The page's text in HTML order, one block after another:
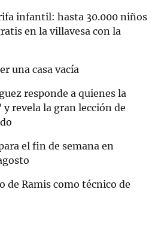
infantil: hasta 30.000 niños
en la villavesa con la
una casa vacía
responde a quienes la
revela la gran lección de
el fin de semana en
de Ramis como técnico de